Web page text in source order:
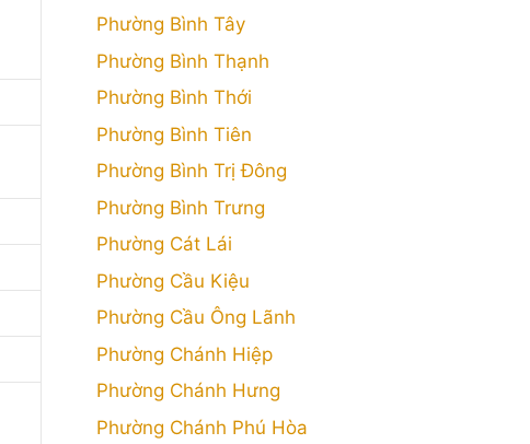
Phường Bình Tây
Phường Bình Thạnh
Phường Bình Thới
Phường Bình Tiên
Phường Bình Trị Đông
Phường Bình Trưng
Phường Cát Lái
Phường Cầu Kiệu
Phường Cầu Ông Lãnh
Phường Chánh Hiệp
Phường Chánh Hưng
Phường Chánh Phú Hòa